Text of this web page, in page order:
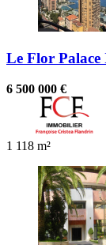
Le Flor Palace
6 500 000 €
1 118 m²